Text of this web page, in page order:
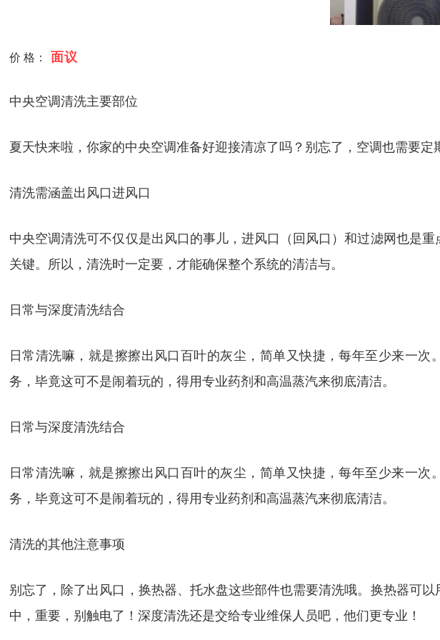
价 格： 面议
中央空调清洗主要部位
夏天快来啦，你家的中央空调准备好迎接清凉了吗？别忘了，空调也需要定
清洗需涵盖出风口进风口
中央空调清洗可不仅仅是出风口的事儿，进风口（回风口）和过滤网也是
关键。所以，清洗时一定要，才能确保整个系统的清洁与。
日常与深度清洗结合
日常清洗嘛，就是擦擦出风口百叶的灰尘，简单又快捷，每年至少来一
务，毕竟这可不是闹着玩的，得用专业药剂和高温蒸汽来彻底清洁。
日常与深度清洗结合
日常清洗嘛，就是擦擦出风口百叶的灰尘，简单又快捷，每年至少来一
务，毕竟这可不是闹着玩的，得用专业药剂和高温蒸汽来彻底清洁。
清洗的其他注意事项
别忘了，除了出风口，换热器、托水盘这些部件也需要清洗哦。换热器可
中，重要，别触电了！深度清洗还是交给专业维保人员吧，他们更专业！